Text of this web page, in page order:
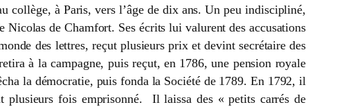
collège, à Paris, vers l’âge de dix ans. Un peu indiscipliné,
de Chamfort. Ses écrits lui valurent des accusations
des lettres, reçut plusieurs prix et devint secrétaire des
à la campagne, puis reçut, en 1786, une pension royale
la démocratie, puis fonda la Société de 1789. En 1792, il
fois emprisonné. Il laissa des « petits carrés de